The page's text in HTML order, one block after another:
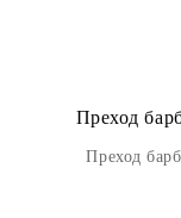
Преход
Преход